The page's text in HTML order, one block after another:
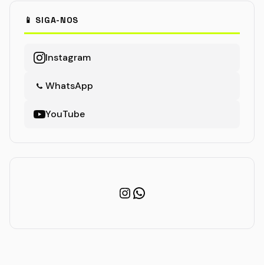
📱 SIGA-NOS
Instagram
WhatsApp
YouTube
Instagram
WhatsApp